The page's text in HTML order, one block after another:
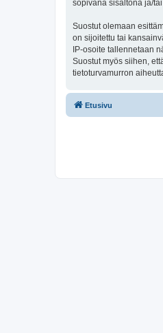
sopivana sisältönä ja/
Suostut olemaan
on sijoitettu tai
IP-osoite tallennetaan
Suostut myös siihen,
tietoturvamurron
Etusivu